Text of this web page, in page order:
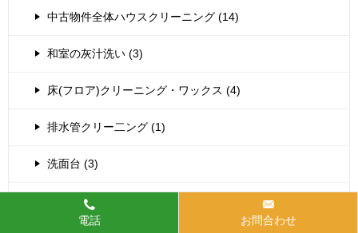
中古物件全体ハウスクリーニング (14)
和室の灰汁洗い (3)
床(フロア)クリーニング・ワックス (4)
排水管クリー二ング (1)
洗面台 (3)
浴室乾燥機清掃 (40)
電話 お問合わせ